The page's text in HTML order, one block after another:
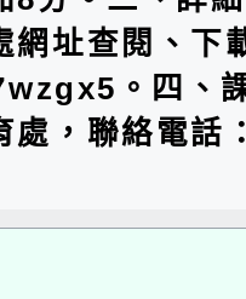
網址查閱、下
。四、
處，聯絡電話